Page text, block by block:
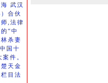
海 武汉
合伙
,法律
“中
杀妻
国十
件。
天金
目法